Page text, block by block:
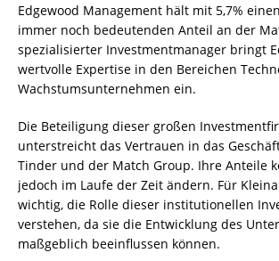
Edgewood Management hält mit 5,7%
immer noch bedeutenden Anteil an der
spezialisierter Investmentmanager bringt
wertvolle Expertise in den Bereichen
Wachstumsunternehmen ein.
Die Beteiligung dieser großen
unterstreicht das Vertrauen in das
Tinder und der Match Group. Ihre Anteile
jedoch im Laufe der Zeit ändern. Für
wichtig, die Rolle dieser institutionellen
verstehen, da sie die Entwicklung des
maßgeblich beeinflussen können.